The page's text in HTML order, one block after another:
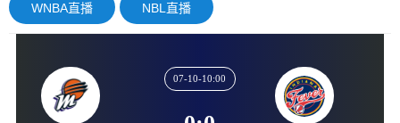
WNBA直播 NBL直播